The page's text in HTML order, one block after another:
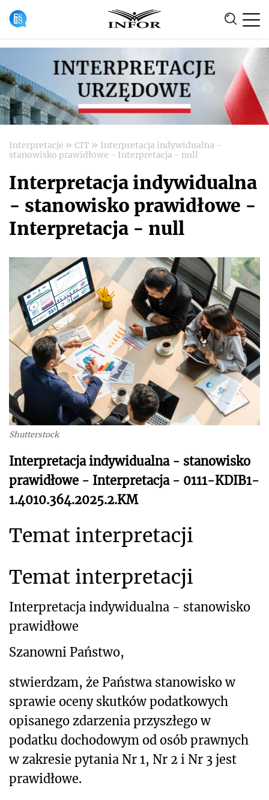
Anuluj
Interpretacje » CIT » Interpretacja indywidualna -
stanowisko prawidłowe - Interpretacja - null
Interpretacja indywidualna
- stanowisko prawidłowe -
Interpretacja - null
Shutterstock
Interpretacja indywidualna - stanowisko
prawidłowe - Interpretacja - 0111-KDIB1-
1.4010.364.2025.2.KM
Temat interpretacji
Temat interpretacji
Interpretacja indywidualna - stanowisko
prawidłowe
Szanowni Państwo,
stwierdzam, że Państwa stanowisko w
sprawie oceny skutków podatkowych
opisanego zdarzenia przyszłego w
podatku dochodowym od osób prawnych
w zakresie pytania Nr 1, Nr 2 i Nr 3 jest
prawidłowe.